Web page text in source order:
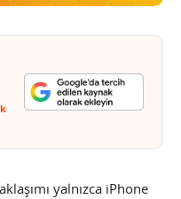
yalnızca iPhone